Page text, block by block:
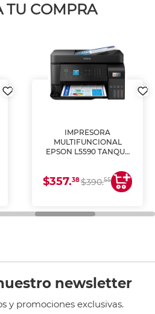
TU COMPRA
IMPRESORA
MULTIFUNCIONAL
EPSON L5590 TANQUE
COPIA Y ESCANEA)
$357.38$390.55
newsletter
y promociones exclusivas.